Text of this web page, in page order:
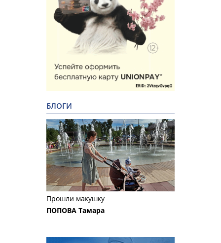
БЛОГИ
Прошли макушку
ПОПОВА Тамара